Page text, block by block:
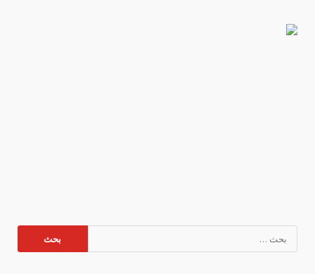
عن: